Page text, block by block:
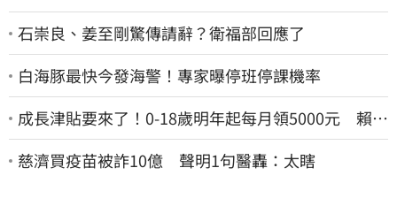
石崇良、姜至剛驚傳請辭？衛福部回應了
白海豚最快今發海警！專家曝停班停課機率
成長津貼要來了！0-18歲明年起每月領5000元 賴清
德：此時不生更待何時
慈濟買疫苗被詐10億 聲明1句醫轟：太瞎